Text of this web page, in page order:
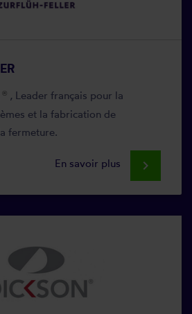
®
, Leader français pour la
et la fabrication de
fermeture.
En savoir plus keyboard_arrow_right